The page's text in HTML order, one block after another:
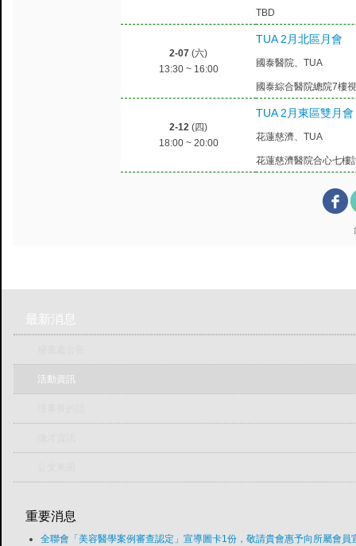
TBD
2-07 (六)
13:30 ~ 16:00
TUA 2月北區月會
國泰醫院、TUA
國泰綜合醫院總院7樓
2-12 (四)
18:00 ~ 20:00
TUA 2月東區雙月會
花蓮慈濟、TUA
花蓮慈濟醫院合心七樓
最新消息
活動資訊
重要消息
全聯會「​美容醫學案例審查認定」宣導圖卡1份，敬請貴會惠予向所屬會員